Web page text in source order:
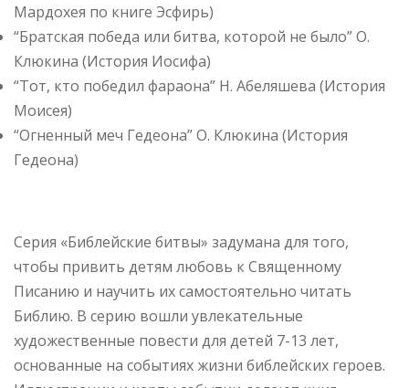
Мардохея по книге Эсфирь)
“Братская победа или битва, которой не было” О.
Клюкина (История Иосифа)
“Тот, кто победил фараона” Н. Абеляшева (История
Моисея)
“Огненный меч Гедеона” О. Клюкина (История
Гедеона)
Серия «Библейские битвы» задумана для того,
чтобы привить детям любовь к Священному
Писанию и научить их самостоятельно читать
Библию. В серию вошли увлекательные
художественные повести для детей 7-13 лет,
основанные на событиях жизни библейских героев.